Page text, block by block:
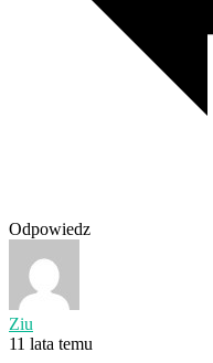
Odpowiedz
Ziu
11 lata temu